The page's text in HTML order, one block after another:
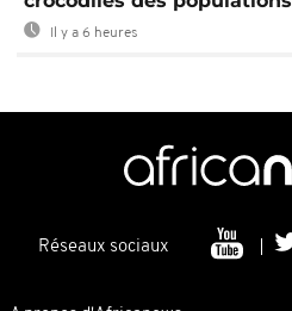
Il y a 6 heures
Réseaux sociaux